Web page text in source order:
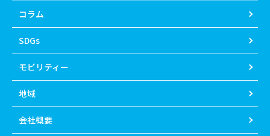
コラム
SDGs
モビリティー
地域
会社概要